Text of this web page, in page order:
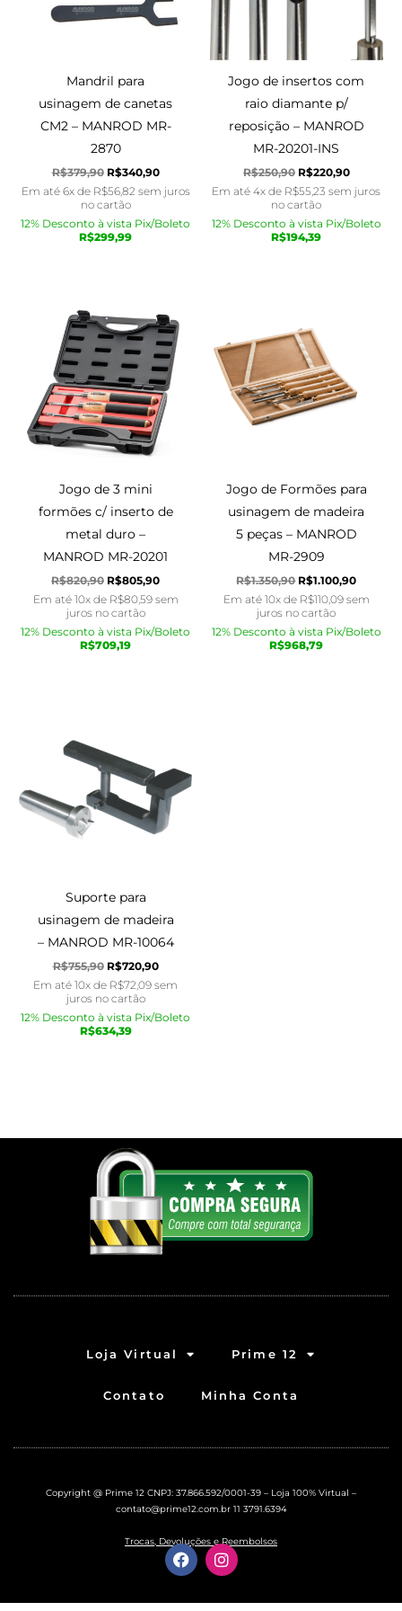
Mandril para
usinagem de canetas
CM2 – MANROD MR-
2870
R$379,90 R$340,90
Em até 6x de R$56,82 sem juros
no cartão
12% Desconto à vista Pix/Boleto
R$299,99
Jogo de insertos com
raio diamante p/
reposição – MANROD
MR-20201-INS
R$250,90 R$220,90
Em até 4x de R$55,23 sem juros
no cartão
12% Desconto à vista Pix/Boleto
R$194,39
Jogo de 3 mini
formões c/ inserto de
metal duro –
MANROD MR-20201
R$820,90
preço
original
era:
R$820,90.
R$805,90
preço
atual
é:
R$805,90.
Em até 10x de R$80,59 sem
juros no cartão
12% Desconto à vista Pix/Boleto
R$709,19
Jogo de Formões para
usinagem de madeira
5 peças – MANROD
MR-2909
R$1.350,90
original
era:
R$1.350,90.
R$1.100,90
Em até 10x de R$110,09 sem
juros no cartão
12% Desconto à vista Pix/Boleto
R$968,79
Suporte para
usinagem de madeira
– MANROD MR-10064
R$755,90
era:
R$755,90.
R$720,90
Em até 10x de R$72,09 sem
juros no cartão
12% Desconto à vista Pix/Boleto
R$634,39
Loja Virtual Prime 12
Contato Minha Conta
Copyright @ Prime 12 CNPJ: 37.866.592/0001-39 – Loja 100% Virtual –
contato@prime12.com.br11 3791.6394
Trocas, Devoluções e Reembolsos
F
a
e
I
n
t